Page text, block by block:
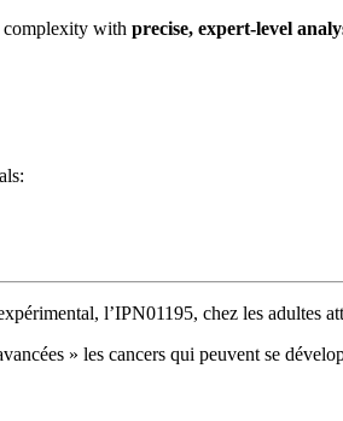
complexity with precise, expert-level
l’IPN01195, chez les adultes
» les cancers qui peuvent se